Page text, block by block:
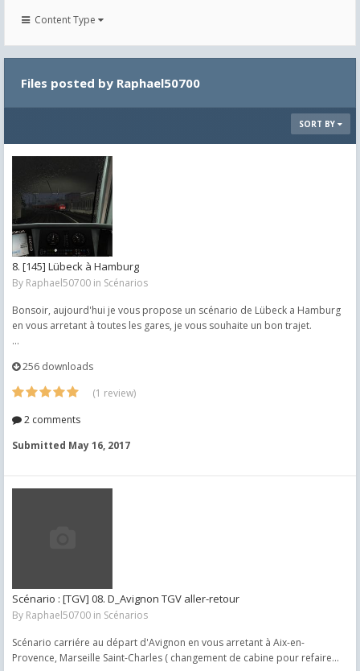
Content Type
Files posted by Raphael50700
SORT BY
8. [145] Lübeck à Hamburg
By Raphael50700 in Scénarios
Bonsoir, aujourd'hui je vous propose un scénario de Lübeck a Hamburg
en vous arretant à toutes les gares, je vous souhaite un bon trajet.
...
256 downloads
(1 review)
2 comments
Submitted May 16, 2017
Scénario : [TGV] 08. D_Avignon TGV aller-retour
By Raphael50700 in Scénarios
Scénario carriére au départ d'Avignon en vous arretant à Aix-en-
Provence, Marseille Saint-Charles ( changement de cabine pour refaire...